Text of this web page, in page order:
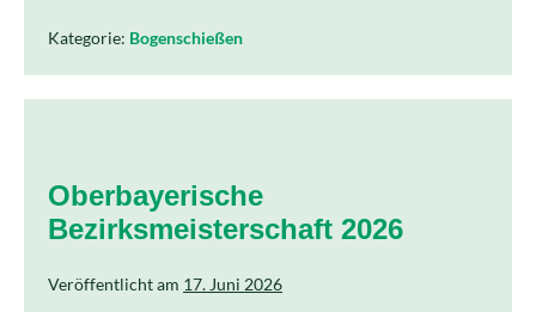
Kategorie: Bogenschießen
Oberbayerische
Bezirksmeisterschaft 2026
Veröffentlicht am 17. Juni 2026